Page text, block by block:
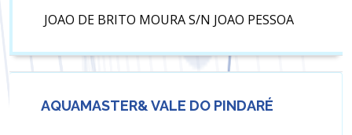
JOAO DE BRITO MOURA S/N JOAO PESSOA
AQUAMASTER& VALE DO PINDARÉ